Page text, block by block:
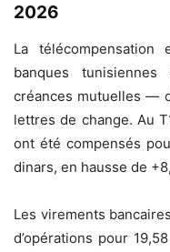
2026
La
banques
créances mutuelles —
lettres de change. Au
ont été compensés
dinars, en hausse de
Les virements
d’opérations pour